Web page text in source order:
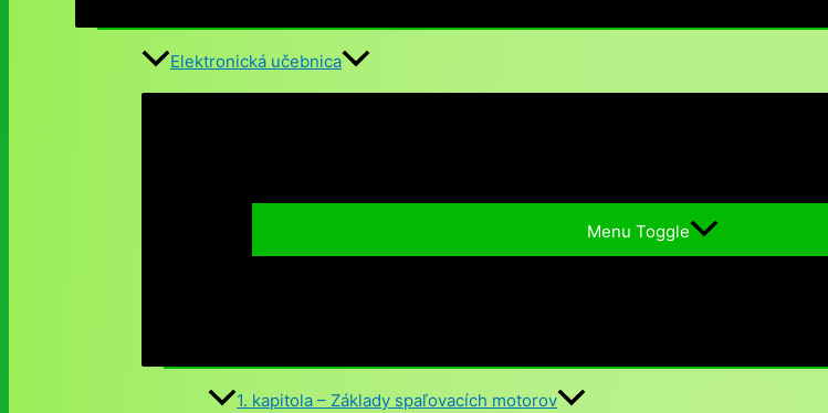
Elektronická učebnica
Menu Toggle
1. kapitola – Základy spaľovacích motorov